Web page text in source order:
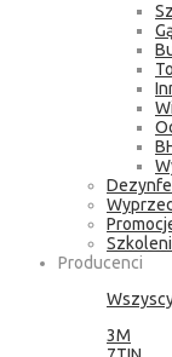
Producenci
3M